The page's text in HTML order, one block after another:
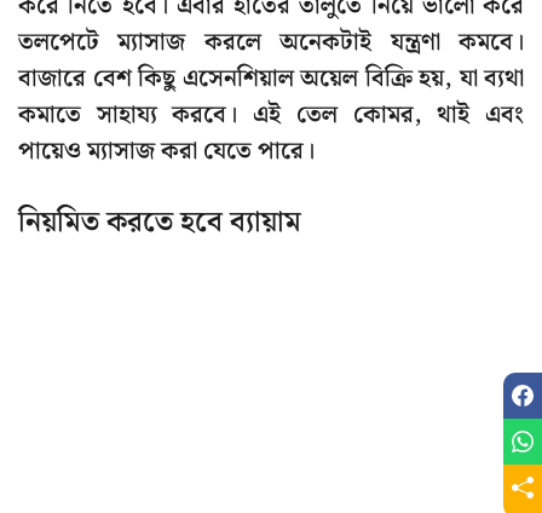
তলপেটে ম্যাসাজ করলে অনেকটাই যন্ত্রণা কমবে।
বাজারে বেশ কিছু এসেনশিয়াল অয়েল বিক্রি হয়, যা ব্যথা
কমাতে সাহায্য করবে। এই তেল কোমর, থাই এবং
পায়েও ম্যাসাজ করা যেতে পারে।
নিয়মিত করতে হবে ব্যায়াম